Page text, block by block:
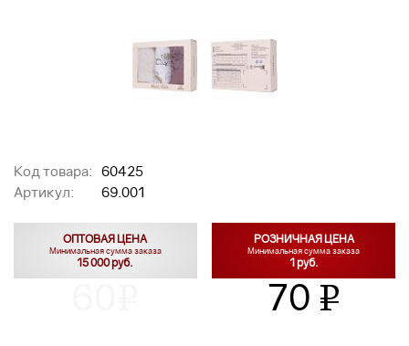
Код товара:
60425
Артикул:
69.001
ОПТОВАЯ ЦЕНА
Минимальная сумма заказа
15 000 руб.
РОЗНИЧНАЯ ЦЕНА
Минимальная сумма заказа
1 руб.
70 v